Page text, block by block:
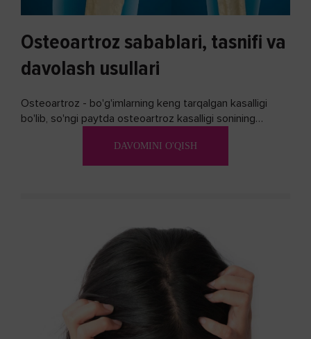
Osteoartroz sabablari, tasnifi va
davolash usullari
Osteoartroz - bo'g'imlarning keng tarqalgan kasalligi
bo'lib, so'ngi paytda osteoartroz kasalligi sonining
DAVOMINI O'QISH